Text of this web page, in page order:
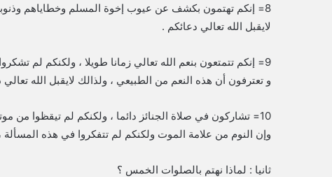
8= إنكم تهتمون بكشف عن عيوب إخوة المسلم وخطاياهم
لايقبل الله تعالي دعائكم .
9= إنكم تتمتعون بنعم الله تعالي زمانا طويلا ، ولكنكم لم
و تعترفون أن هذه النعم من الطبيعي ، ولذالك لايقبل الله تعالي
10= تشاركون في صلاة الجنائز دائما ، ولكنكم لم تيقظوا
وإن النوم من علامة الموت ولكنكم لم تتفكروا في هذه المسألة
ثانيا : لماذا نهتم بالصلوات الخمس ؟